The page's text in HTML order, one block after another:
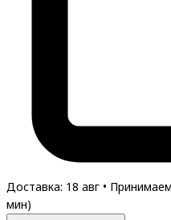
Доставка: 18 авг •
мин)